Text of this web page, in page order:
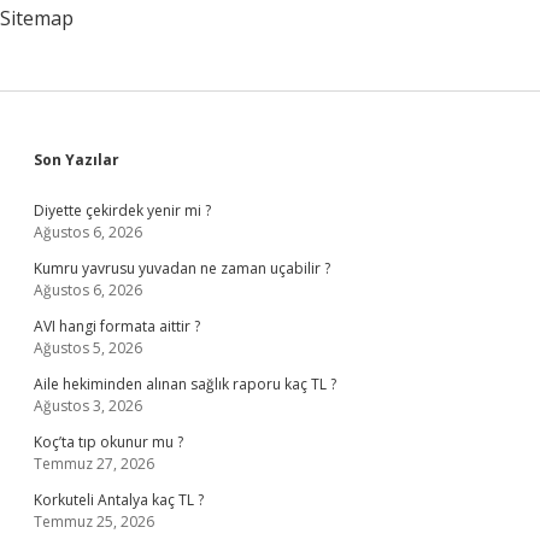
Sitemap
Sidebar
Son Yazılar
Diyette çekirdek yenir mi ?
Ağustos 6, 2026
Kumru yavrusu yuvadan ne zaman uçabilir ?
Ağustos 6, 2026
AVI hangi formata aittir ?
Ağustos 5, 2026
Aile hekiminden alınan sağlık raporu kaç TL ?
Ağustos 3, 2026
Koç’ta tıp okunur mu ?
Temmuz 27, 2026
Korkuteli Antalya kaç TL ?
Temmuz 25, 2026